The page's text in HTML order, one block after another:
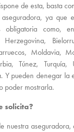
de esta, basta
ya que
obligatoria como,
Moldavia,
Túnez, Turquía,
Y pueden denegar la
poder mostrarla.
solicita?
nuestra aseguradora,